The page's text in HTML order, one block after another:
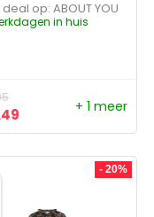
deal op:
ABOUT YOU
in huis
prijs
Huidige prijs is:
+ 1 meer
- 20%